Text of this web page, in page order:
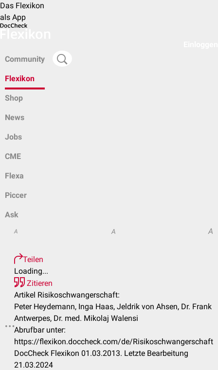
Das Flexikon
als App
Community
Flexikon
Shop
News
Jobs
CME
Flexa
Piccer
Ask
A A A
Teilen
Loading...
Zitieren
Artikel Risikoschwangerschaft:
Peter Heydemann, Inga Haas, Jeldrik von Ahsen, Dr. Frank
Antwerpes, Dr. med. Mikolaj Walensi
Abrufbar unter:
https://flexikon.doccheck.com/de/Risikoschwangerschaft
DocCheck Flexikon 01.03.2013. Letzte Bearbeitung
21.03.2024